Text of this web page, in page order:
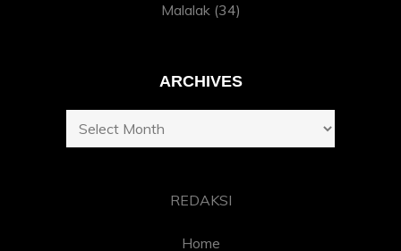
Malalak (34)
ARCHIVES
Archives
REDAKSI
Home